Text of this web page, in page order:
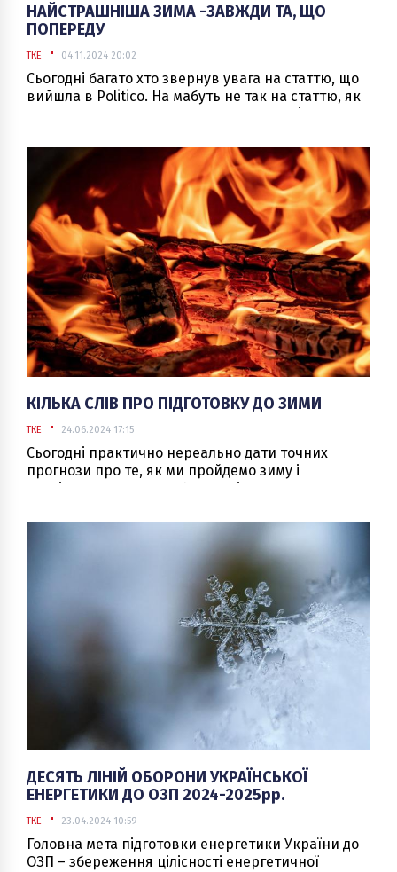
НАЙСТРАШНІША ЗИМА -ЗАВЖДИ ТА, ЩО
ПОПЕРЕДУ
ТКЕ 04.11.2024 20:02
Сьогодні багато хто звернув увага на статтю, що
вийшла в Politico. На мабуть не так на статтю, як
на сам заголовок в якому описано зовсім
виведенні з ладу АЕС, нас чекатимуть
відключення світла у 20 годин на добу. Хтось
напружився, а хтось навпаки втішився, щоб
припас генератор та кілька каністр дизеля.
КІЛЬКА СЛІВ ПРО ПІДГОТОВКУ ДО ЗИМИ
ТКЕ 24.06.2024 17:15
Сьогодні практично нереально дати точних
прогнози про те, як ми пройдемо зиму і
наскільки тривалими будуть відключення.
ДЕСЯТЬ ЛІНІЙ ОБОРОНИ УКРАЇНСЬКОЇ
ЕНЕРГЕТИКИ ДО ОЗП 2024-2025рр.
ТКЕ 23.04.2024 10:59
Головна мета підготовки енергетики України до
ОЗП – збереження цілісності енергетичної